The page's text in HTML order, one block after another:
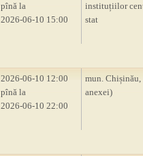
pînă la
2026-06-10 15:00
instituțiilor
stat
2026-06-10 12:00
pînă la
2026-06-10 22:00
mun.
anexei)